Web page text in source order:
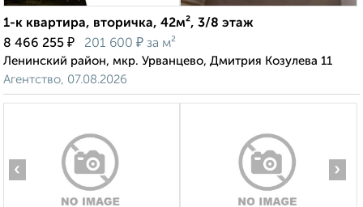
1-к квартира, вторичка, 42м², 3/8 этаж
8 466 255 ₽ 201 600 ₽ за м²
Ленинский район, мкр. Урванцево, Дмитрия Козулева 11
Агентство, 07.08.2026
‹ ›